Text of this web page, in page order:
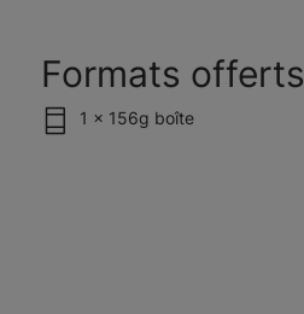
Formats offerts
1 x 156g boîte